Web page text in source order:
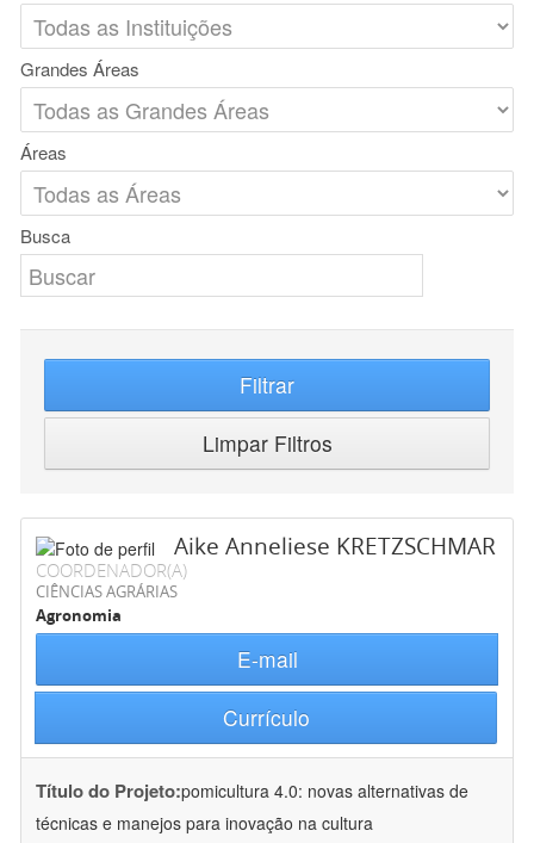
Grandes Áreas
Áreas
Busca
Filtrar
Limpar Filtros
Aike Anneliese KRETZSCHMAR
COORDENADOR(A)
CIÊNCIAS AGRÁRIAS
Agronomia
E-mail
Currículo
Título do Projeto:pomicultura 4.0: novas alternativas de
técnicas e manejos para inovação na cultura